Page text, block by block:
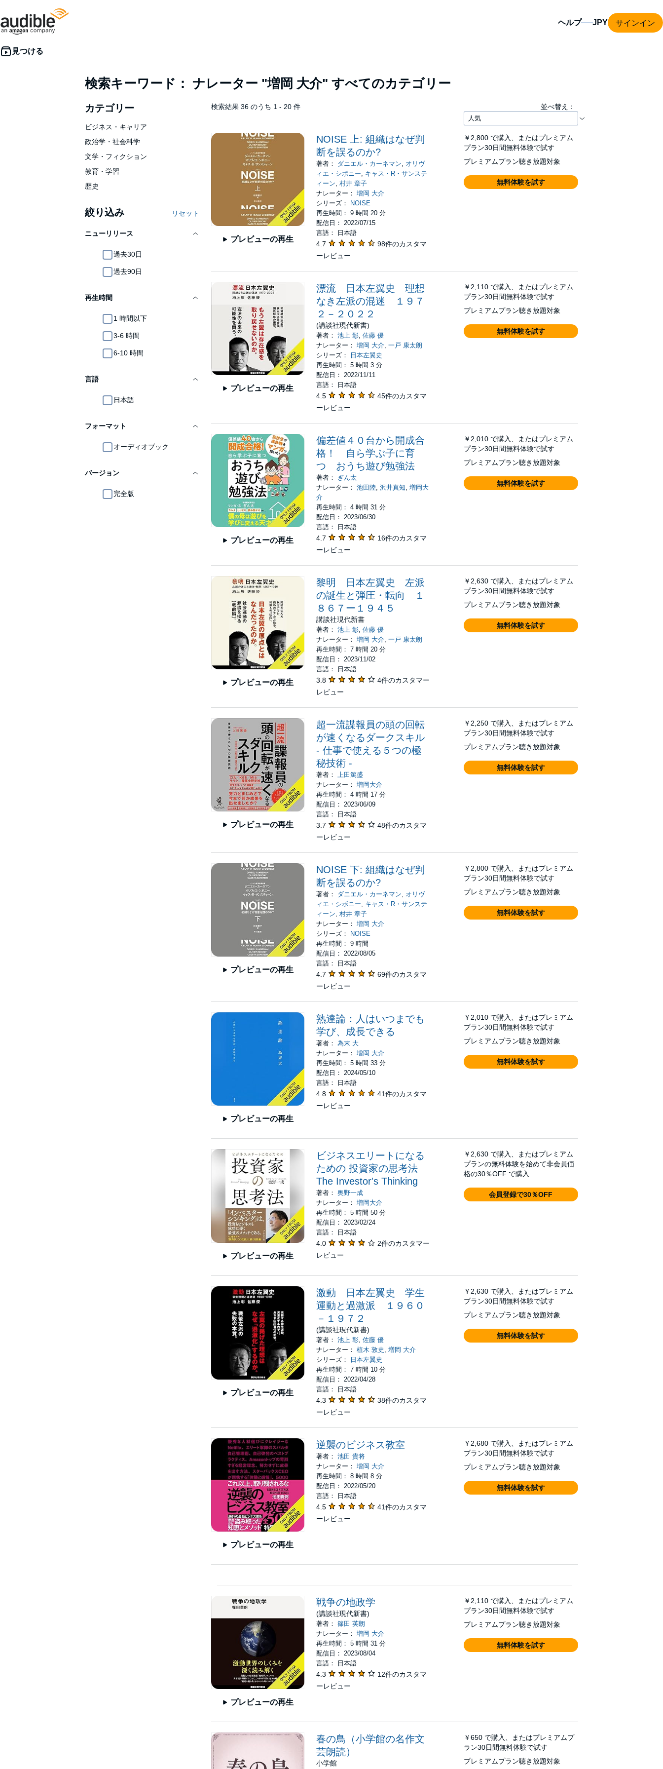
ヘルプ サインイン
検索キーワード： ナレーター "増岡 大介" すべてのカテゴリー
カテゴリー
ビジネス・キャリア
政治学・社会科学
文学・フィクション
教育・学習
歴史
絞り込み リセット
ニューリリース
過去30日
過去90日
再生時間
1 時間以下
3-6 時間
6-10 時間
言語
日本語
フォーマット
オーディオブック
バージョン
完全版
検索結果 36 のうち 1 - 20 件 並べ替え：
プレビューの再生
NOISE 上: 組織はなぜ判
断を誤るのか?
著者： ダニエル・カーネマン, オリヴ
ィエ・シボニー, キャス・R・サンステ
ィーン,村井 章子
ナレーター：増岡 大介
シリーズ：
NOISE
再生時間： 9 時間 20 分
配信日： 2022/07/15
言語： 日本語
4.7
98件のカスタマ
ーレビュー
￥2,800 で購入、またはプレミアム
プラン30日間無料体験で試す
プレミアムプラン聴き放題対象
無料体験を試す
プレビューの再生
漂流 日本左翼史 理想
なき左派の混迷 １９７
２－２０２２
(講談社現代新書)
著者：池上 彰,佐藤 優
ナレーター：増岡 大介,一戸 康太朗
シリーズ：
日本左翼史
再生時間： 5 時間 3 分
配信日： 2022/11/11
言語： 日本語
4.5
45件のカスタマ
ーレビュー
￥2,110 で購入、またはプレミアム
プラン30日間無料体験で試す
プレミアムプラン聴き放題対象
無料体験を試す
プレビューの再生
偏差値４０台から開成合
格！ 自ら学ぶ子に育
つ おうち遊び勉強法
著者：
ぎん太
ナレーター：池田陸,沢井真知,増岡大
介
再生時間： 4 時間 31 分
配信日： 2023/06/30
言語： 日本語
4.7
16件のカスタマ
ーレビュー
￥2,010 で購入、またはプレミアム
プラン30日間無料体験で試す
プレミアムプラン聴き放題対象
無料体験を試す
プレビューの再生
黎明 日本左翼史 左派
の誕生と弾圧・転向 １
８６７ー１９４５
講談社現代新書
著者：池上 彰,佐藤 優
ナレーター：増岡 大介,一戸 康太朗
再生時間： 7 時間 20 分
配信日： 2023/11/02
言語： 日本語
3.8
4件のカスタマー
レビュー
￥2,630 で購入、またはプレミアム
プラン30日間無料体験で試す
プレミアムプラン聴き放題対象
無料体験を試す
プレビューの再生
超一流諜報員の頭の回転
が速くなるダークスキル
- 仕事で使える５つの極
秘技術 -
著者：上田篤盛
ナレーター：増岡大介
再生時間： 4 時間 17 分
配信日： 2023/06/09
言語： 日本語
3.7
48件のカスタマ
ーレビュー
￥2,250 で購入、またはプレミアム
プラン30日間無料体験で試す
プレミアムプラン聴き放題対象
無料体験を試す
プレビューの再生
NOISE 下: 組織はなぜ判
断を誤るのか?
著者： ダニエル・カーネマン, オリヴ
ィエ・シボニー, キャス・R・サンステ
ィーン,村井 章子
ナレーター：増岡 大介
シリーズ：
NOISE
再生時間： 9 時間
配信日： 2022/08/05
言語： 日本語
4.7
69件のカスタマ
ーレビュー
￥2,800 で購入、またはプレミアム
プラン30日間無料体験で試す
プレミアムプラン聴き放題対象
無料体験を試す
プレビューの再生
熟達論：人はいつまでも
学び、成長できる
著者：為末 大
ナレーター：増岡 大介
再生時間： 5 時間 33 分
配信日： 2024/05/10
言語： 日本語
4.8
41件のカスタマ
ーレビュー
￥2,010 で購入、またはプレミアム
プラン30日間無料体験で試す
プレミアムプラン聴き放題対象
無料体験を試す
プレビューの再生
ビジネスエリートになる
ための 投資家の思考法
The Investor's Thinking
著者：奥野一成
ナレーター：増岡大介
再生時間： 5 時間 50 分
配信日： 2023/02/24
言語： 日本語
4.0
2件のカスタマー
レビュー
￥2,630 で購入、またはプレミアム
プランの無料体験を始めて非会員価
格の30％OFF で購入
会員登録で30％OFF
プレビューの再生
激動 日本左翼史 学生
運動と過激派 １９６０
－１９７２
(講談社現代新書)
著者：池上 彰 ,佐藤 優
ナレーター：植木 敦史 ,増岡 大介
シリーズ：
日本左翼史
再生時間： 7 時間 10 分
配信日： 2022/04/28
言語： 日本語
4.3
38件のカスタマ
ーレビュー
￥2,630 で購入、またはプレミアム
プラン30日間無料体験で試す
プレミアムプラン聴き放題対象
無料体験を試す
プレビューの再生
逆襲のビジネス教室
著者：池田 貴将
ナレーター：増岡 大介
再生時間： 8 時間 8 分
配信日： 2022/05/20
言語： 日本語
4.5
41件のカスタマ
ーレビュー
￥2,680 で購入、またはプレミアム
プラン30日間無料体験で試す
プレミアムプラン聴き放題対象
無料体験を試す
プレビューの再生
戦争の地政学
(講談社現代新書)
著者：篠田 英朗
ナレーター：増岡 大介
再生時間： 5 時間 31 分
配信日： 2023/08/04
言語： 日本語
4.3
12件のカスタマ
ーレビュー
￥2,110 で購入、またはプレミアム
プラン30日間無料体験で試す
プレミアムプラン聴き放題対象
無料体験を試す
春の鳥（小学館の名作文
芸朗読）
小学館
￥650 で購入、またはプレミアムプ
ラン30日間無料体験で試す
プレミアムプラン聴き放題対象